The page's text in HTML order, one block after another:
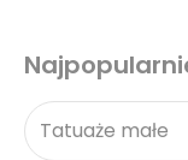
Tatuaże małe